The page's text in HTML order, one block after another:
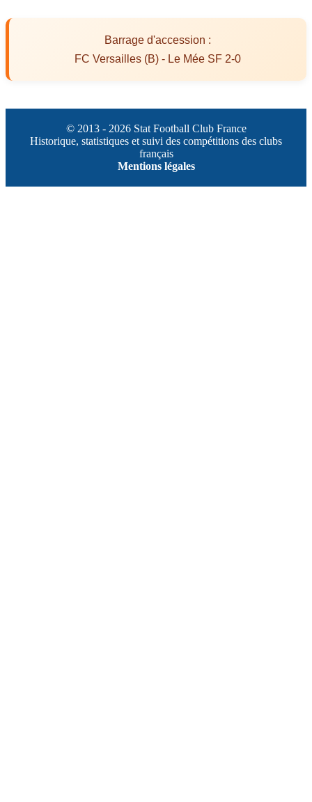
Barrage d'accession :
FC Versailles (B) - Le Mée SF 2-0
© 2013 - 2026 Stat Football Club France
Historique, statistiques et suivi des compétitions des clubs
français
Mentions légales